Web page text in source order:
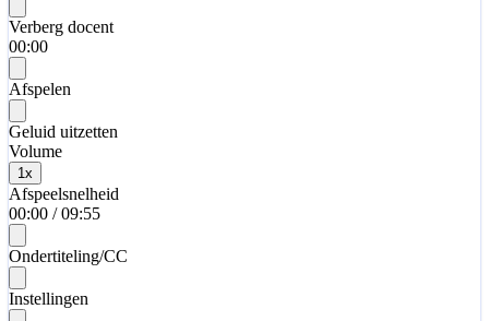
Verberg docent
00:00
Afspelen
Geluid uitzetten
Volume
1 x
Afspeelsnelheid
00:00 / 09:55
Ondertiteling/CC
Instellingen